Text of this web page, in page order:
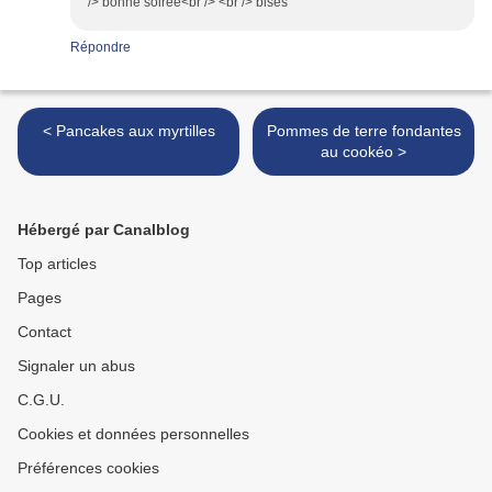
Répondre
< Pancakes aux myrtilles
Pommes de terre fondantes
au cookéo >
Hébergé par Canalblog
Top articles
Pages
Contact
Signaler un abus
C.G.U.
Cookies et données personnelles
Préférences cookies